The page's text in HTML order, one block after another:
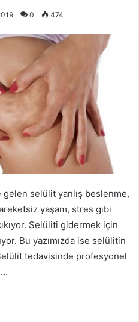
0 474
gelen selülit yanlış beslenme,
yaşam, stres gibi
Selüliti gidermek için
Bu yazımızda ise selülitin
tedavisinde profesyonel